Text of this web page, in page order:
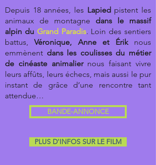
Depuis 18 années, les Lapied pistent les
animaux de montagne dans le massif
alpin du Grand Paradis. Loin des sentiers
battus, Véronique, Anne et Érik nous
emmènent dans les coulisses du métier
de cinéaste animaliernous faisant vivre
leurs affûts, leurs échecs, mais aussi le pur
instant de grâce d’une rencontre tant
attendue…
BANDE-ANNONCE
PLUS D'INFOS SUR LE FILM